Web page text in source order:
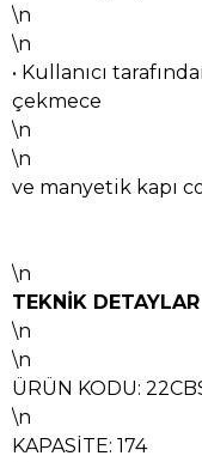
\n
\n
• Kullanıcı
çekmece
\n
\n
ve manyetik kapı
\n
TEKNİK DETAYLAR
\n
\n
ÜRÜN KODU:
\n
KAPASİTE: 174